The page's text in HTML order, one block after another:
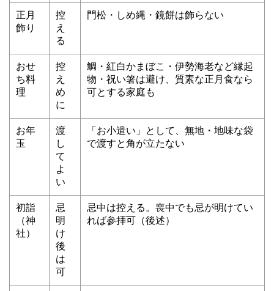
正月
飾り
控
え
る
門松・しめ縄・鏡餅は飾らない
おせ
ち料
理
控
え
め
に
鯛・紅白かまぼこ・伊勢海老など縁起
物・祝い箸は避け、質素な正月食なら
可とする家庭も
お年
玉
渡
し
て
よ
い
「お小遣い」として、無地・地味な袋
で渡すと角が立たない
初詣
（神
社）
忌
明
け
後
は
可
忌中は控える。喪中でも忌が明けてい
れば参拝可（後述）